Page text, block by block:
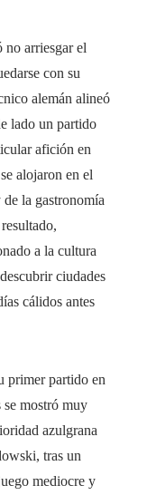
arriesgar el
con su
alemán alineó
lado un partido
afición en
alojaron en el
la gastronomía
a la cultura
ciudades
cálidos antes
primer partido en
mostró muy
azulgrana
tras un
mediocre y